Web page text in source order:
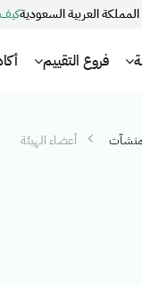
العربية السعودية
فروع التقييم
أعضاء الهيئة